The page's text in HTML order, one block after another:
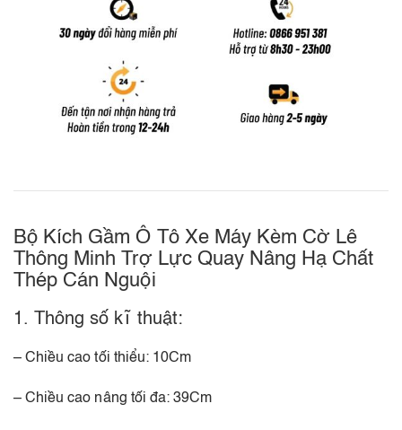
Bộ Kích Gầm Ô Tô Xe Máy Kèm Cờ Lê
Thông Minh Trợ Lực Quay Nâng Hạ Chất
Thép Cán Nguội
1. Thông số kĩ thuật:
– Chiều cao tối thiểu: 10Cm
– Chiều cao nâng tối đa: 39Cm